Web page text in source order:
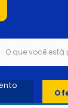
que você está